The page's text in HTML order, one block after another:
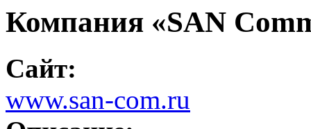
Компания «SAN
Сайт:
www.san-com.ru